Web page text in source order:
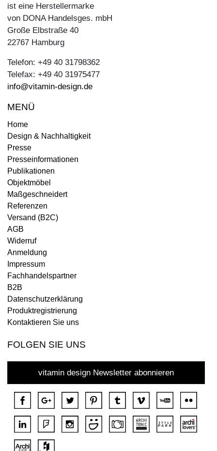
ist eine Herstellermarke
von DONA Handelsges. mbH
Große Elbstraße 40
22767 Hamburg
Telefon: +49 40 31798362
Telefax: +49 40 31975477
info@vitamin-design.de
MENÜ
Home
Design & Nachhaltigkeit
Presse
Presseinformationen
Publikationen
Objektmöbel
Maßgeschneidert
Referenzen
Versand (B2C)
AGB
Widerruf
Anmeldung
Impressum
Fachhandelspartner
B2B
Datenschutzerklärung
Produktregistrierung
Kontaktieren Sie uns
FOLGEN SIE UNS
vitamin design Newsletter abonnieren